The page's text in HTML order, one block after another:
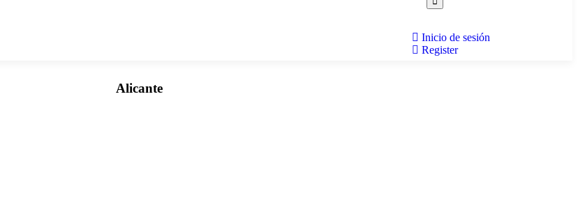
Inicio de sesión
Register
Alicante